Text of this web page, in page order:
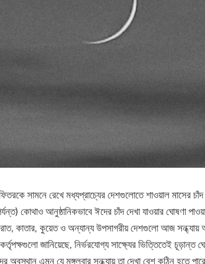
সামনে রেখে মধ্যপ্রাচ্যের দেশগুলোতে শাওয়াল মাসের চাঁদ
কোথাও আনুষ্ঠানিকভাবে ঈদের চাঁদ দেখা যাওয়ার ঘোষণা
কুয়েত ও অন্যান্য উপসাগরীয় দেশগুলো আজ সন্ধ্যায়
জানিয়েছে, নির্ভরযোগ্য সাক্ষ্যের ভিত্তিতেই চূড়ান্ত
অবস্থান এমন যে মঙ্গলবার সন্ধ্যায় তা দেখা বেশ কঠিন হতে